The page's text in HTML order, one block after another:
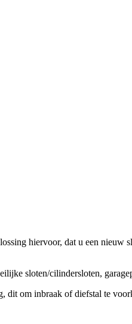
hiervoor, dat u een nieuw
sloten/cilindersloten,
dit om inbraak of diefstal te